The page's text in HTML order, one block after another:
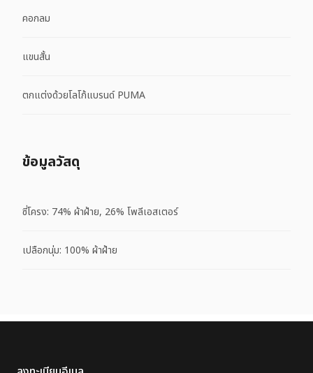
คอกลม
แขนสั้น
ตกแต่งด้วยโลโก้แบรนด์ PUMA
ข้อมูลวัสดุ
ซี่โครง: 74% ผ้าฝ้าย, 26% โพลีเอสเตอร์
เปลือกนุ่ม: 100% ผ้าฝ้าย